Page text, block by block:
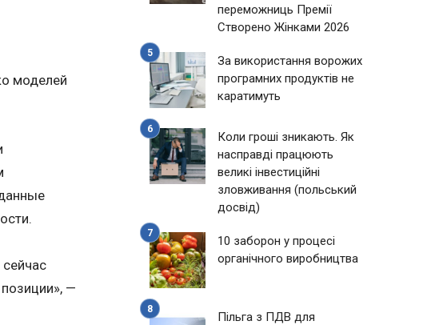
моделей
—
переможниць Премії
Створено Жінками 2026
За використання ворожих
програмних продуктів не
каратимуть
Коли гроші зникають. Як
насправді працюють
великі інвестиційні
зловживання (польський
досвід)
10 заборон у процесі
органічного виробництва
Пільга з ПДВ для